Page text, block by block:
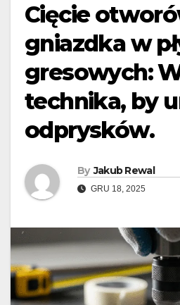
Cięcie
gniazdka w
gresowych:
technika, by
odprysków.
By Jakub Rewal
GRU 18, 2025